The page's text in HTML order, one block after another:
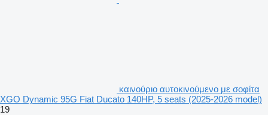
καινούριο αυτοκινούμενο με σοφίτα
XGO Dynamic 95G Fiat Ducato 140HP, 5 seats (2025-2026 model)
19